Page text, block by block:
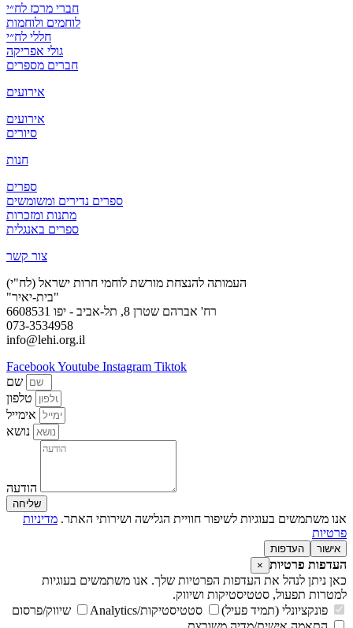
חברי מרכז לח״י
לוחמים ולוחמות
חללי לח״י
גולי אפריקה
חברים מספרים
אירועים
אירועים
סיורים
חנות
ספרים
ספרים נדירים ומשומשים
מתנות ומזכרות
ספרים באנגלית
צור קשר
העמותה להנצחת מורשת לוחמי חרות ישראל (לח"י)
"בית-יאיר"
רח' אברהם שטרן 8, תל-אביב - יפו 6608531
073-3534958
info@lehi.org.il
FacebookYoutube Instagram Tiktok
שליחה
אנו משתמשים בעוגיות לשיפור חוויית הגלישה ושירותי האתר. מדיניות
פרטיות
אישור העדפות
העדפות פרטיות ×
כאן ניתן לנהל את העדפות הפרטיות שלך. אנו משתמשים בעוגיות
למטרות תפעול, סטטיסטיקות ושיווק.
פונקציונלי (תמיד פעיל)
סטטיסטיקות/Analytics
שיווק/פרסום